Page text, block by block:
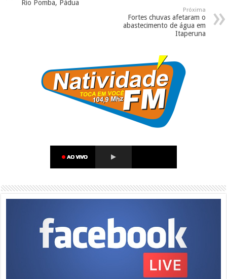
Rio Pomba, Pádua
Próxima
Fortes chuvas afetaram o
abastecimento de água em
Itaperuna